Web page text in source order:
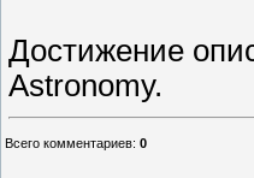
Достижение
Astronomy.
Всего комментариев: 0